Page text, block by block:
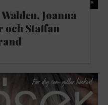
Joanna
och Staffan